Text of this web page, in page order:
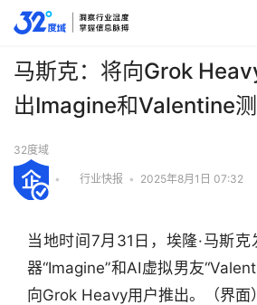
马斯克：将向Grok
出Imagine和Valentine
32度域
• 行业快报 • 2025年8月1日 07:32
当地时间7月31日，埃隆·马斯
器“Imagine”和AI虚拟男友
向Grok Heavy用户推出。（界面）